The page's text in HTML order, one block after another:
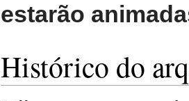
estarão
Histórico do